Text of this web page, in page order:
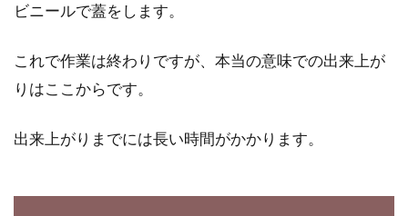
ビニールで蓋をします。
これで作業は終わりですが、本当の意味での出来上が
りはここからです。
出来上がりまでには長い時間がかかります。